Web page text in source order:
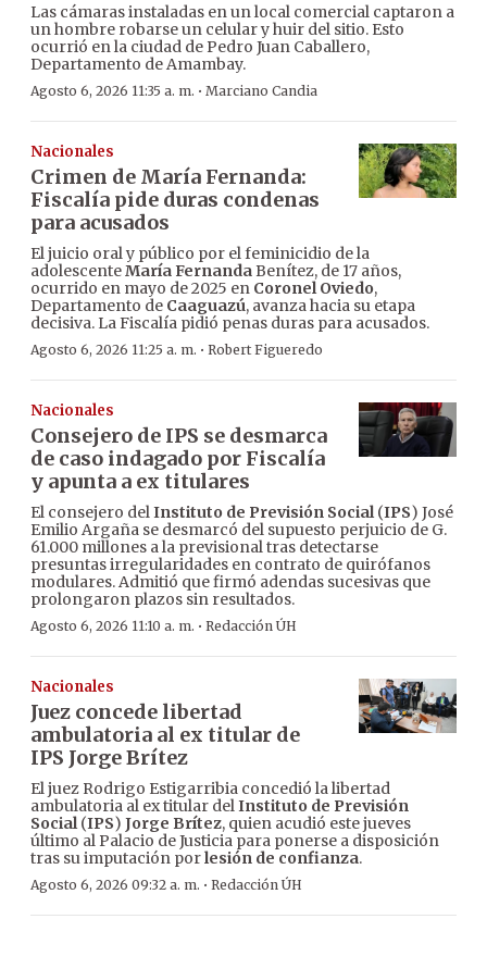
Las cámaras instaladas en un local comercial captaron a
un hombre robarse un celular y huir del sitio. Esto
ocurrió en la ciudad de Pedro Juan Caballero,
Departamento de Amambay.
Agosto 6, 2026 11:35 a. m. · Marciano Candia
Nacionales
Crimen de María Fernanda:
Fiscalía pide duras condenas
para acusados
El juicio oral y público por el feminicidio de la
adolescenteMaría FernandaBenítez, de 17 años,
ocurrido en mayo de 2025 en Coronel Oviedo,
Departamento de Caaguazú, avanza hacia su etapa
decisiva. La Fiscalía pidió penas duras para acusados.
Agosto 6, 2026 11:25 a. m. · Robert Figueredo
Nacionales
Consejero de IPS se desmarca
de caso indagado por Fiscalía
y apunta a ex titulares
El consejero delInstituto de Previsión Social(IPS) José
Emilio Argaña se desmarcó del supuesto perjuicio de G.
61.000 millones a la previsional tras detectarse
presuntas irregularidades en contrato de quirófanos
modulares. Admitió que firmó adendas sucesivas que
prolongaron plazos sin resultados.
Agosto 6, 2026 11:10 a. m. · Redacción ÚH
Nacionales
Juez concede libertad
ambulatoria al ex titular de
IPS Jorge Brítez
El juez Rodrigo Estigarribia concedió la libertad
ambulatoria al ex titular delInstituto de Previsión
Social(IPS) Jorge Brítez, quien acudió este jueves
último al Palacio de Justicia para ponerse a disposición
tras su imputación porlesión de confianza.
Agosto 6, 2026 09:32 a. m. · Redacción ÚH